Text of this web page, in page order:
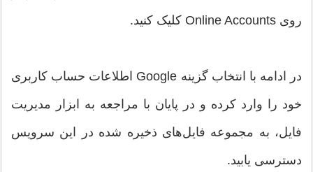
روی Online Accounts کلیک کنید.
در ادامه با انتخاب گزینه Google اطلاعات حساب کاربری
خود را وارد کرده و در پایان با مراجعه به ابزار مدیریت
فایل، به مجموعه فایل‌های ذخیره شده در این سرویس
دسترسی یابید.